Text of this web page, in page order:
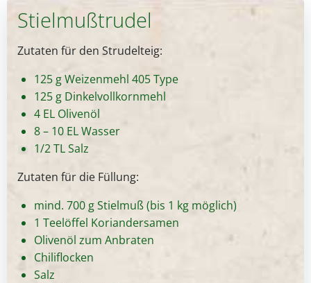
Stielmußtrudel
Zutaten für den Strudelteig:
125 g Weizenmehl 405 Type
125 g Dinkelvollkornmehl
4 EL Olivenöl
8 – 10 EL Wasser
1/2 TL Salz
Zutaten für die Füllung:
mind. 700 g Stielmuß (bis 1 kg möglich)
1 Teelöffel Koriandersamen
Olivenöl zum Anbraten
Chiliflocken
Salz